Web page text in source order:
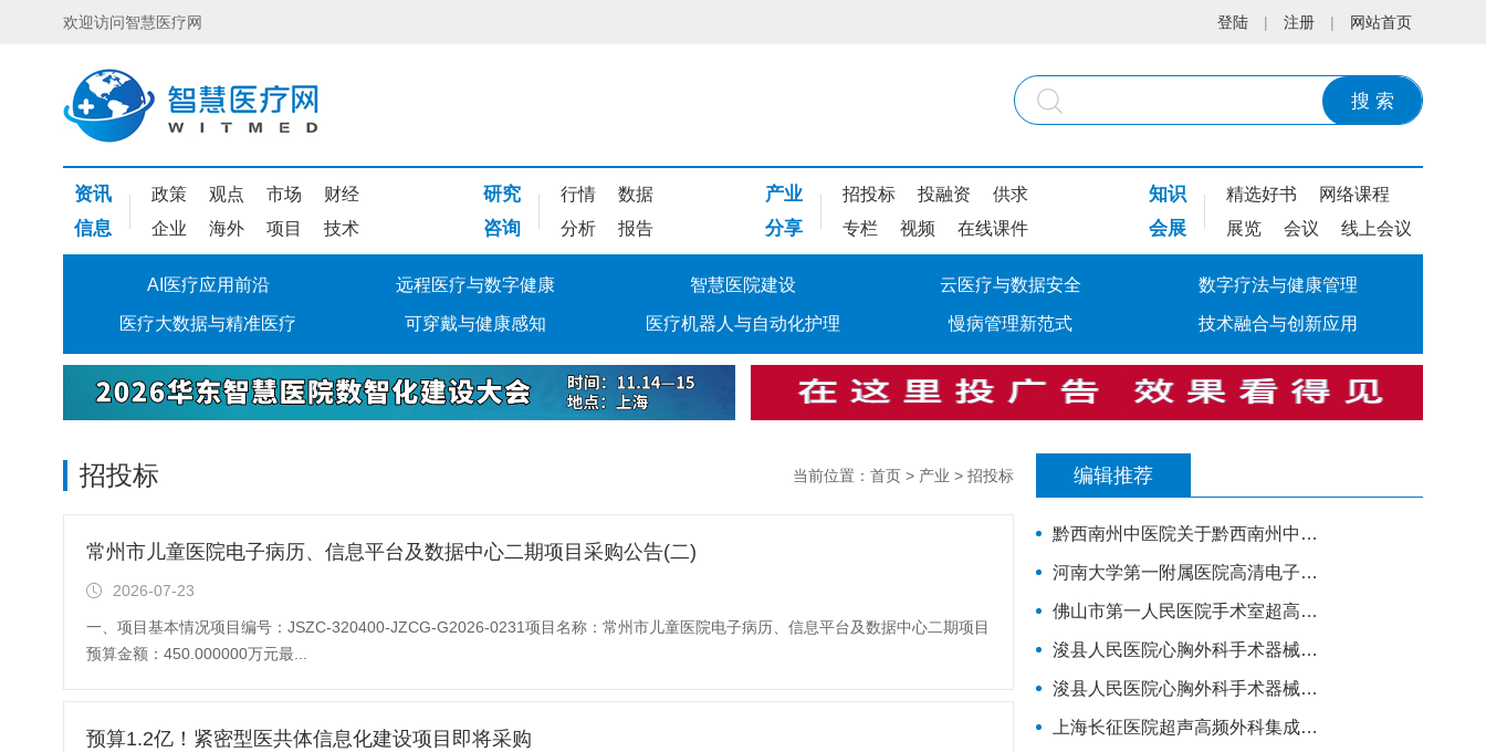
欢迎访问智慧医疗网 登陆 | 注册 | 网站首页
搜 索
资讯 政策 观点 市场 财经
信息 企业 海外 项目 技术
研究 行情 数据
咨询 分析 报告
产业 招投标 投融资 供求
分享 专栏 视频 在线课件
知识 精选好书 网络课程
会展 展览 会议 线上会议
AI医疗应用前沿 远程医疗与数字健康 智慧医院建设 云医疗与数据安全 数字疗法与健康管理
医疗大数据与精准医疗 可穿戴与健康感知 医疗机器人与自动化护理 慢病管理新范式 技术融合与创新应用
招投标 当前位置： 首页 > 产业 > 招投标
常州市儿童医院电子病历、信息平台及数据中心二期项目采购公告(二)
2026-07-23
一、项目基本情况项目编号：JSZC-320400-JZCG-G2026-0231项目名称：常州市儿童医院电子病历、信息平台及数据中心二期项目
预算金额：450.000000万元最...
预算1.2亿！紧密型医共体信息化建设项目即将采购
编辑推荐
黔西南州中医院关于黔西南州中医院智慧医院信息系统标准化建设支撑硬件采购项目的公开招标公告
河南大学第一附属医院高清电子胃肠镜、超声电子支气管镜系统项目
佛山市第一人民医院手术室超高清摄像系统(二次)招标公告
浚县人民医院心胸外科手术器械采购项目
浚县人民医院心胸外科手术器械采购项目-公开招标公告
上海长征医院超声高频外科集成系统主机招标公告